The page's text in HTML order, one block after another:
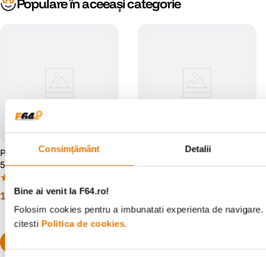
Consimțământ Detalii
Bine ai venit la F64.ro!
Folosim cookies pentru a imbunatati experienta de
citesti Politica de cookies.
Populare în aceeași categorie
Profoto Lampa blit pentru D2
500/1000
1 75900 lei
Godox Lampa pentru AD600